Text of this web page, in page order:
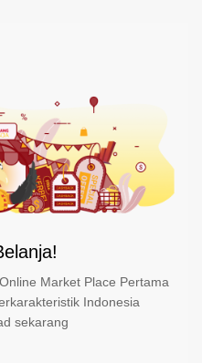
Market Place Pertama
Indonesia
sekarang